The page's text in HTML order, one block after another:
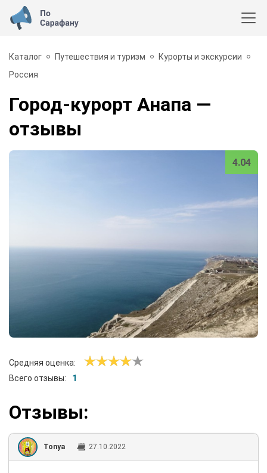
Каталог Путешествия и туризм
Курорты и экскурсии
Россия
Город-курорт Анапа —
отзывы
4.04
Средняя оценка:
Всего отзывы:
1
Отзывы:
Tonya 27.10.2022